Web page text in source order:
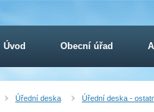
Úvod Úřední deska Úřední deska -
Úvod Obecní úřad